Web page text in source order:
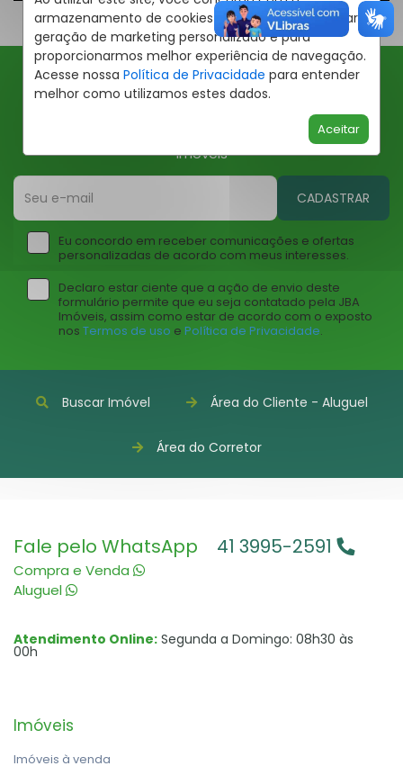
armazenamento de cookies em seu dispositivo para
geração de marketing personalizado e para
proporcionarmos melhor experiência de navegação.
Acesse nossa Política de Privacidade para entender
melhor como utilizamos estes dados.
Aceitar
Ofertas JBA
Insira seu email abaixo para receber ofertas da JBA
Imóveis
CADASTRAR
Eu concordo em receber comunicações e ofertas
personalizadas de acordo com meus interesses.
Declaro estar ciente que a ação de envio deste
formulário permite que eu seja contatado pela JBA
Imóveis, assim como estar de acordo com o exposto
nos Termos de uso e Política de Privacidade.
Buscar Imóvel Área do Cliente - Aluguel
Área do Corretor
Fale pelo WhatsApp
Compra e Venda
Aluguel
41 3995-2591
Atendimento Online: Segunda a Domingo: 08h30 às
00h
Imóveis
Imóveis à venda